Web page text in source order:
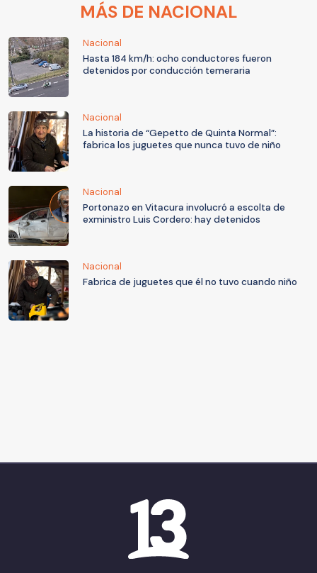
MÁS DE NACIONAL
Nacional
Hasta 184 km/h: ocho conductores fueron
detenidos por conducción temeraria
Nacional
La historia de “Gepetto de Quinta Normal”:
fabrica los juguetes que nunca tuvo de niño
Nacional
Portonazo en Vitacura involucró a escolta de
exministro Luis Cordero: hay detenidos
Nacional
Fabrica de juguetes que él no tuvo cuando niño